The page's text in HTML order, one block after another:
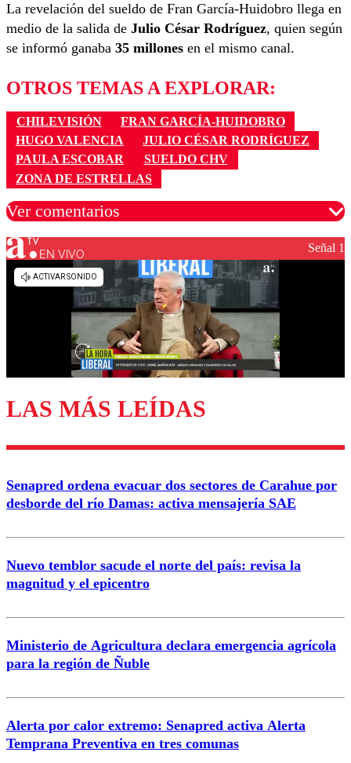
La revelación del sueldo de Fran García-Huidobro llega en
medio de la salida de Julio César Rodríguez, quien según
se informó ganaba 35 millones en el mismo canal.
OTROS TEMAS A EXPLORAR:
CHILEVISIÓN
FRAN GARCÍA-HUIDOBRO
HUGO VALENCIA
JULIO CÉSAR RODRÍGUEZ
PAULA ESCOBAR
SUELDO CHV
ZONA DE ESTRELLAS
Ver comentarios
Los comentarios son moderados para garantizar un
diálogo respetuoso.
Enviar comentario
EN VIVO Señal 1
LAS MÁS LEÍDAS
Senapred ordena evacuar dos sectores de Carahue por
desborde del río Damas: activa mensajería SAE
Nuevo temblor sacude el norte del país: revisa la
magnitud y el epicentro
Ministerio de Agricultura declara emergencia agrícola
para la región de Ñuble
Alerta por calor extremo: Senapred activa Alerta
Temprana Preventiva en tres comunas